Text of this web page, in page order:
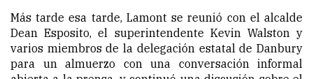
Más tarde esa tarde, Lamont se reunió con el alcalde
Dean Esposito, el superintendente Kevin Walston y
varios miembros de la delegación estatal de Danbury
para un almuerzo con una conversación informal